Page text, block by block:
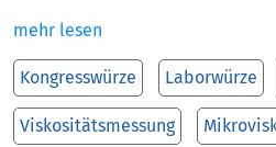
mehr lesen
Kongresswürze Laborwürze
Viskositätsmessung